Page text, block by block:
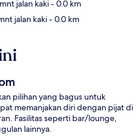
jalan kaki- 0.0 km
jalan kaki- 0.0 km
pilihan yang bagus untuk
memanjakan diri dengan pijat di
Fasilitas seperti bar/lounge,
lainnya.